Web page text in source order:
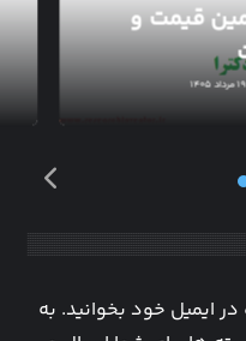
– تضمین قیمت و
۱۹ مرداد ۱۴۰۵
ایمیل خود بخوانید. به